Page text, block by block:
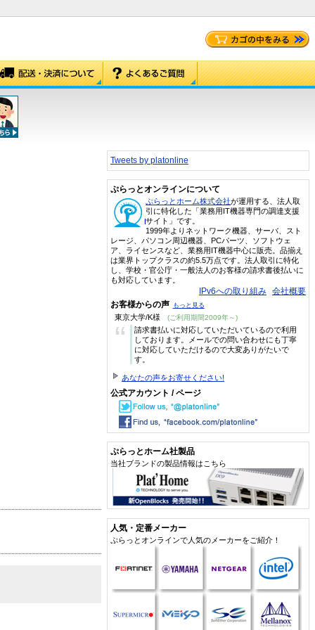
Tweets by platonline
ぷらっとオンラインについて
ぷらっとホーム株式会社が運用する、法人取
引に特化した「業務用IT機器専門の調達支援
サイト」です。
1999年よりネットワーク機器、サーバ、スト
レージ、パソコン周辺機器、PCパーツ、ソフトウェ
ア、ライセンスなど、業務用IT機器中心に販売。品揃え
は業界トップクラスの約5.5万点です。法人取引に特化
し、学校・官公庁・一般法人のお客様の請求書後払いに
も対応しています。
IPv6への取り組み 会社概要
お客様からの声 もっと見る
東京大学/K様 (ご利用期間2009年～)
“
請求書払いに対応していただいているので利用
しております。メールでの問い合わせにも丁寧
に対応していただけるので大変ありがたいで
す。
あなたの声をお寄せください!
公式アカウント / ページ
ぷらっとホーム社製品
当社ブランドの製品情報はこちら
人気・定番メーカー
ぷらっとオンラインで人気のメーカーをご紹介！